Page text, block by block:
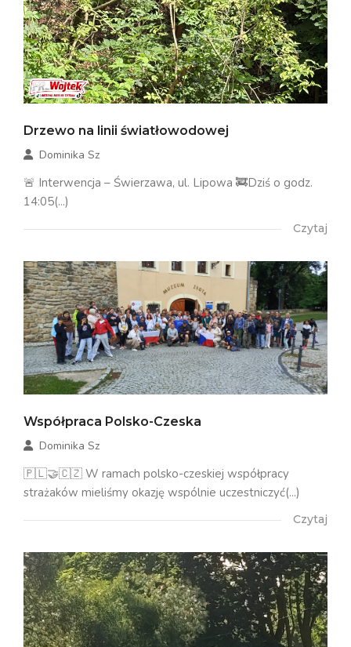
Drzewo na linii światłowodowej
Dominika Sz
🚨 Interwencja – Świerzawa, ul. Lipowa 🚒Dziś o godz.
14:05(...)
Czytaj
Współpraca Polsko-Czeska
Dominika Sz
🇵🇱🤝🇨🇿 W ramach polsko-czeskiej współpracy
strażaków mieliśmy okazję wspólnie uczestniczyć(...)
Czytaj